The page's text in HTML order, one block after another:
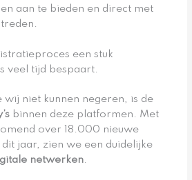
aan te bieden en direct met
een stuk
veel tijd bespaart.
wij niet kunnen negeren, is de
binnen deze platformen. Met
over 18.000 nieuwe
jaar, zien we een duidelijke
netwerken.